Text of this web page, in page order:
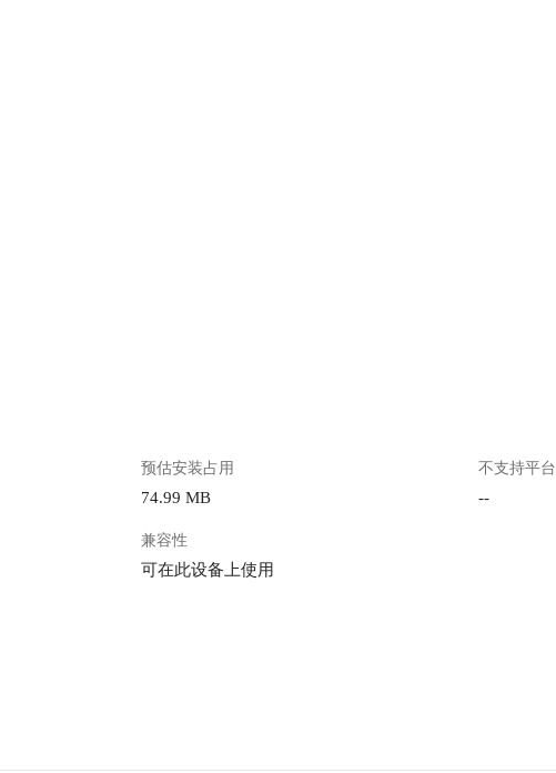
预估安装占用
74.99 MB
不支持平台
--
兼容性
可在此设备上使用